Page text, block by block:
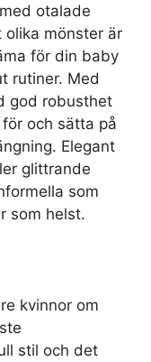
otalade
mönster är
för din baby
rutiner. Med
god robusthet
och sätta på
Elegant
glittrande
som
som helst.
kvinnor om
stil och det